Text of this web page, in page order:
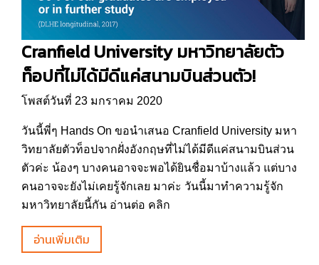
Cranfield University มหาวิทยาลัยตัว
ท็อปที่ไม่ได้มีดีแค่สนามบินส่วนตัว!
โพสต์วันที่ 23 มกราคม 2020
วันนี้พี่ๆ Hands On ขอนำเสนอ Cranfield University มหา
วิทยาลัยตัวท็อปจากฝั่งอังกฤษที่ไม่ได้มีดีแค่สนามบินส่วน
ตัวค่ะ น้องๆ บางคนอาจจะพอได้ยินชื่อมาบ้างแล้ว แต่บาง
คนอาจจะยังไม่เคยรู้จักเลย มาค่ะ วันนี้มาทำความรู้จัก
มหาวิทยาลัยนี้กัน อ่านต่อ คลิก
อ่านเพิ่มเติม